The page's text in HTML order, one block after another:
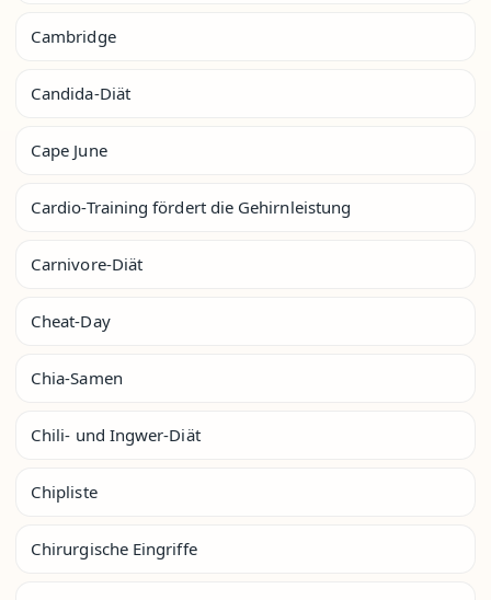
Cambridge
Candida-Diät
Cape June
Cardio-Training fördert die Gehirnleistung
Carnivore-Diät
Cheat-Day
Chia-Samen
Chili- und Ingwer-Diät
Chipliste
Chirurgische Eingriffe